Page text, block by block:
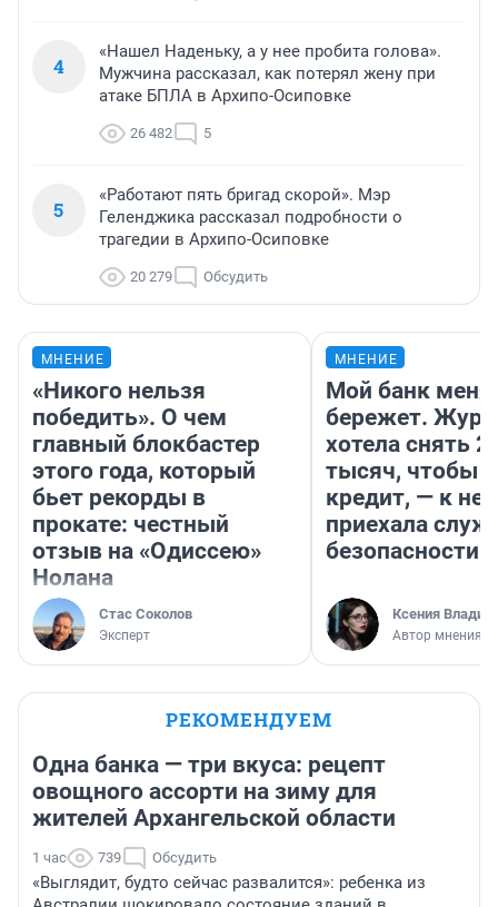
4
«Нашел Наденьку, а у нее пробита голова».
Мужчина рассказал, как потерял жену при
атаке БПЛА в Архипо-Осиповке
26 482 5
5
«Работают пять бригад скорой». Мэр
Геленджика рассказал подробности о
трагедии в Архипо-Осиповке
20 279 Обсудить
МНЕНИЕ
«Никого нельзя
победить». О чем
главный блокбастер
этого года, который
бьет рекорды в
прокате: честный
отзыв на «Одиссею»
Нолана
Стас Соколов
Эксперт
МНЕНИЕ
Мой банк меня
бережет.
хотела снять
тысяч, чтобы
кредит, — к
приехала
безопасности
Ксения
Автор мнения
РЕКОМЕНДУЕМ
Одна банка — три вкуса: рецепт
овощного ассорти на зиму для
жителей Архангельской области
1 час 739 Обсудить
«Выглядит, будто сейчас развалится»: ребенка из